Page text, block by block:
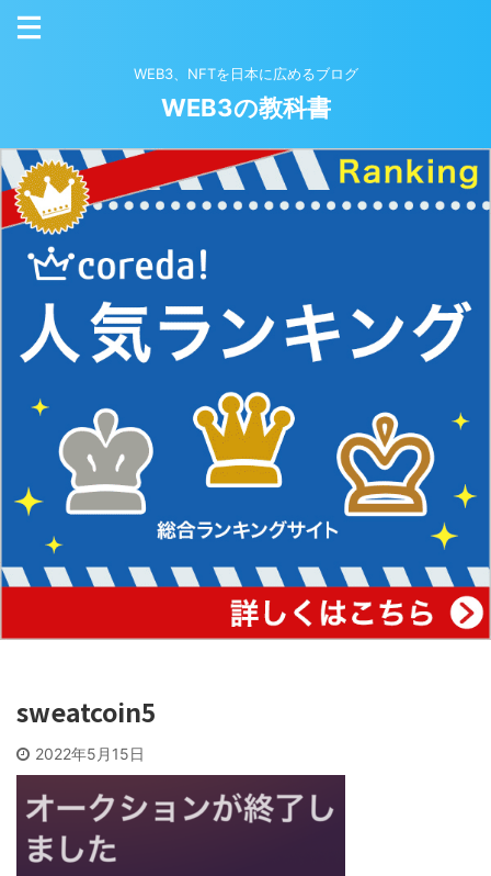
WEB3、NFTを日本に広めるブログ
WEB3の教科書
sweatcoin5
2022年5月15日